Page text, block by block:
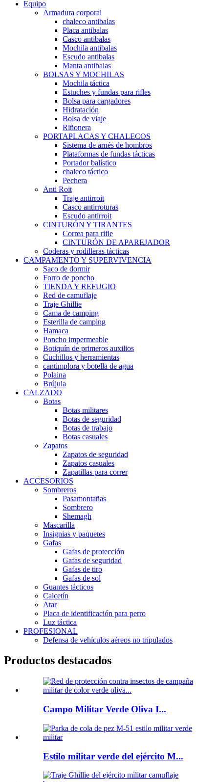
Equipo
Armadura corporal
chaleco antibalas
Placa antibalas
Casco antibalas
Mochila antibalas
Escudo antibalas
Manta antibalas
BOLSAS Y MOCHILAS
Mochila táctica
Estuches y fundas para rifles
Bolsa para cargadores
Hidratación
Bolsa de viaje
Riñonera
PORTAPLACAS Y CHALECOS
Sistema de arnés de hombros
Plataformas de fundas tácticas
Portador balístico
chaleco táctico
Pechera
Anti Roit
Traje antirroit
Casco antirroturas
Escudo antirroit
CINTURÓN Y TIRANTES
Correa para rifle
CINTURÓN DE APAREJADOR
Coderas y rodilleras tácticas
CAMPAMENTO Y SUPERVIVENCIA
Saco de dormir
Forro de poncho
TIENDA Y REFUGIO
Red de camuflaje
Traje Ghillie
Cama de camping
Esterilla de camping
Hamaca
Poncho impermeable
Botiquín de primeros auxilios
Cuchillos y herramientas
cantimplora y botella de agua
Polaina
Brújula
CALZADO
Botas
Botas militares
Botas de seguridad
Botas de trabajo
Botas casuales
Zapatos
Zapatos de seguridad
Zapatos casuales
Zapatillas para correr
ACCESORIOS
Sombreros
Pasamontañas
Sombrero
Shemagh
Mascarilla
Insignias y paquetes
Gafas
Gafas de protección
Gafas de seguridad
Gafas de tiro
Gafas de sol
Guantes tácticos
Calcetín
Atar
Placa de identificación para perro
Luz táctica
PROFESIONAL
Defensa de vehículos aéreos no tripulados
Productos destacados
Campo Militar Verde Oliva I...
Estilo militar verde del ejército M...